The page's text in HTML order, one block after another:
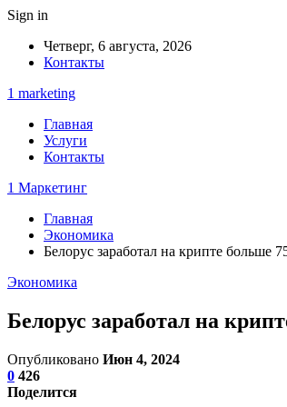
Sign in
Четверг, 6 августа, 2026
Контакты
1 marketing
Главная
Услуги
Контакты
1 Маркетинг
Главная
Экономика
Белорус заработал на крипте больше
Экономика
Белорус заработал на
Опубликовано Июн 4, 2024
0 426
Поделится